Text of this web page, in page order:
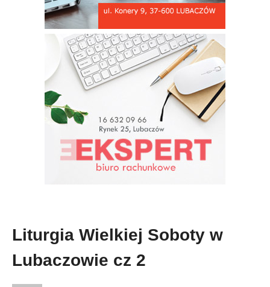
Liturgia Wielkiej Soboty w
Lubaczowie cz 2